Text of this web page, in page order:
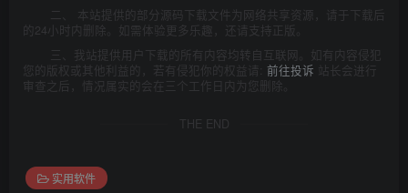
二、 本站提供的部分源码下载文件为网络共享资源，请于下载后
的24小时内删除。如需体验更多乐趣，还请支持正版。
三、我站提供用户下载的所有内容均转自互联网。如有内容侵犯
您的版权或其他利益的，若有侵犯你的权益请: 前往投诉 站长会进行
审查之后，情况属实的会在三个工作日内为您删除。
THE END
实用软件